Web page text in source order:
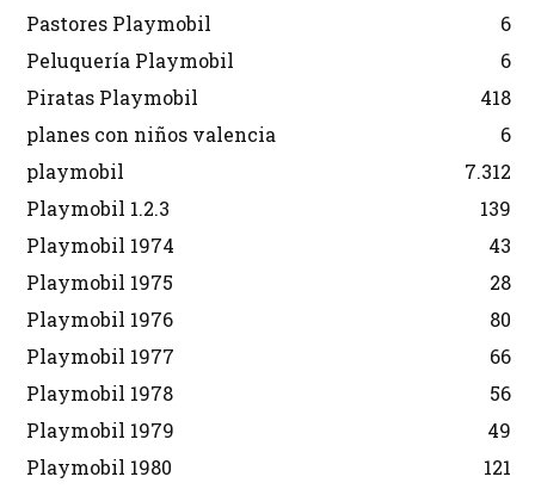
Pastores Playmobil
6
Peluquería Playmobil
6
Piratas Playmobil
418
planes con niños valencia
6
playmobil
7.312
Playmobil 1.2.3
139
Playmobil 1974
43
Playmobil 1975
28
Playmobil 1976
80
Playmobil 1977
66
Playmobil 1978
56
Playmobil 1979
49
Playmobil 1980
121